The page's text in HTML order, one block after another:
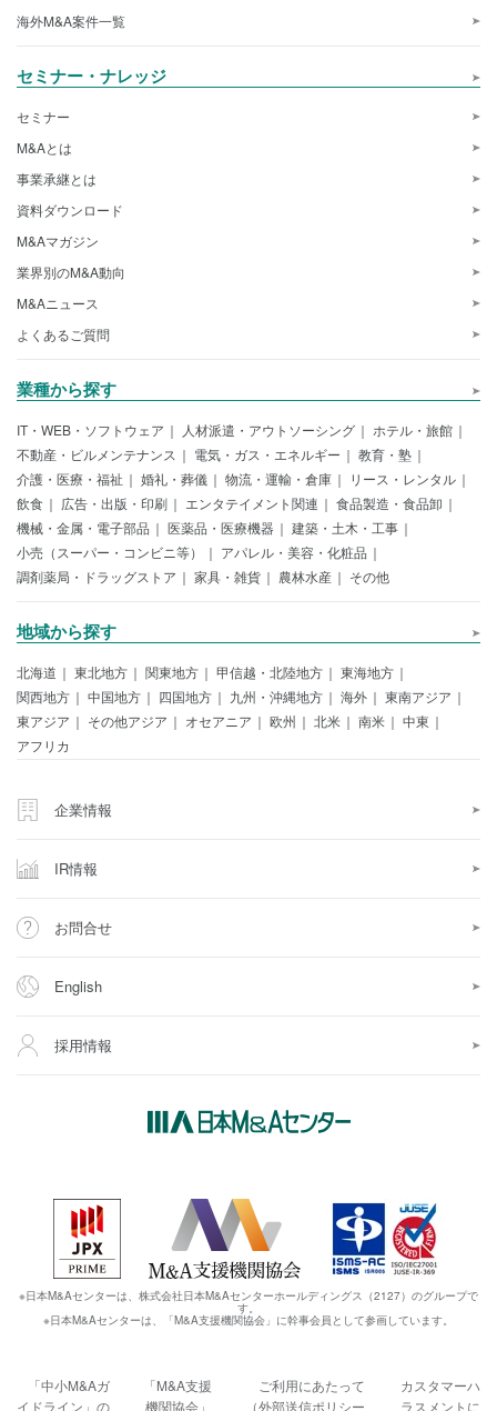
海外M&A案件一覧
セミナー・ナレッジ
セミナー
M&Aとは
事業承継とは
資料ダウンロード
M&Aマガジン
業界別のM&A動向
M&Aニュース
よくあるご質問
業種から探す
IT・WEB・ソフトウェア 人材派遣・アウトソーシング
ホテル・旅館
不動産・ビルメンテナンス
電気・ガス・エネルギー
教育・塾
介護・医療・福祉
婚礼・葬儀 物流・運輸・倉庫
リース・レンタル
飲食
広告・出版・印刷 エンタテイメント関連
食品製造・食品卸
機械・金属・電子部品
医薬品・医療機器
建築・土木・工事
小売（スーパー・コンビニ等）
アパレル・美容・化粧品
調剤薬局・ドラッグストア
家具・雑貨 農林水産 その他
地域から探す
北海道 東北地方 関東地方 甲信越・北陸地方
東海地方
関西地方
中国地方 四国地方 九州・沖縄地方 海外
東南アジア
東アジア
その他アジア オセアニア 欧州 北米 南米
中東
アフリカ
企業情報
IR情報
お問合せ
English
採用情報
※日本M&Aセンターは、株式会社日本M&Aセンターホールディングス（2127）のグループで
す。
※日本M&Aセンターは、「M&A支援機関協会」に幹事会員として参画しています。
「中小M&Aガ
イドライン」の
「M&A支援
機関協会」
ご利用にあたって
（外部送信ポリシー
カスタマーハ
ラスメントに